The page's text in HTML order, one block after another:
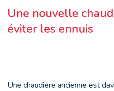
Une nouvelle
éviter les ennuis
Une chaudière ancienne est